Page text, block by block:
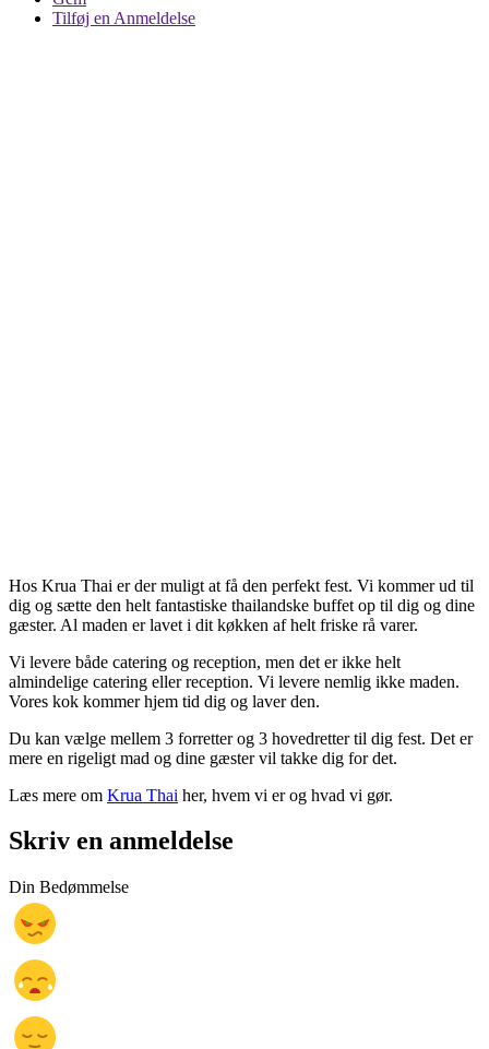
Tilføj en Anmeldelse
Hos Krua Thai er der muligt at få den perfekt fest. Vi kommer ud til
dig og sætte den helt fantastiske thailandske buffet op til dig og dine
gæster. Al maden er lavet i dit køkken af helt friske rå varer.
Vi levere både catering og reception, men det er ikke helt
almindelige catering eller reception. Vi levere nemlig ikke maden.
Vores kok kommer hjem tid dig og laver den.
Du kan vælge mellem 3 forretter og 3 hovedretter til dig fest. Det er
mere en rigeligt mad og dine gæster vil takke dig for det.
Læs mere om Krua Thai her, hvem vi er og hvad vi gør.
Skriv en anmeldelse
Din Bedømmelse